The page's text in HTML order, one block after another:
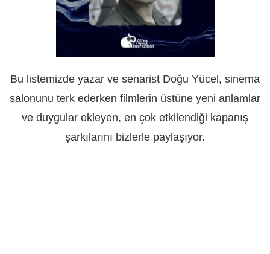
Bu listemizde yazar ve senarist Doğu Yücel, sinema
salonunu terk ederken filmlerin üstüne yeni anlamlar
ve duygular ekleyen, en çok etkilendiği kapanış
şarkılarını bizlerle paylaşıyor.